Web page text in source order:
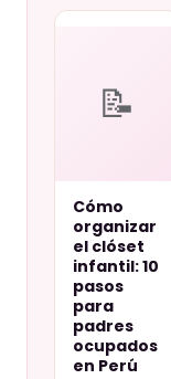
📝
Cómo
organizar
el clóset
infantil: 10
pasos
para
padres
ocupados
en Perú